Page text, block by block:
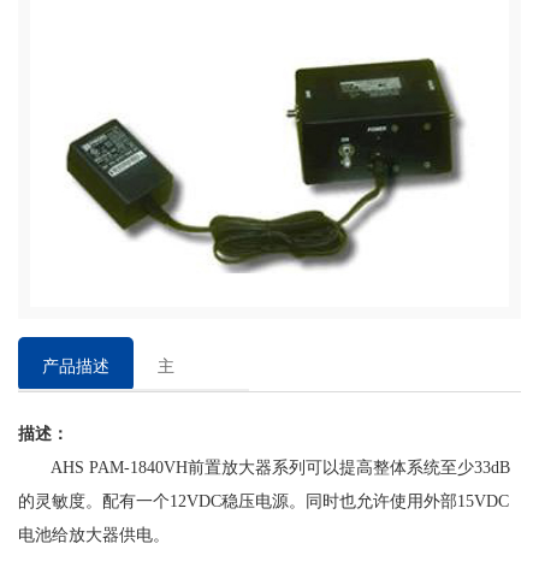
产品描述
主
点
描述：
AHS PAM-1840VH前置放大器系列可以提高整体系统至少33dB
的灵敏度。配有一个12VDC稳压电源。同时也允许使用外部15VDC
电池给放大器供电。